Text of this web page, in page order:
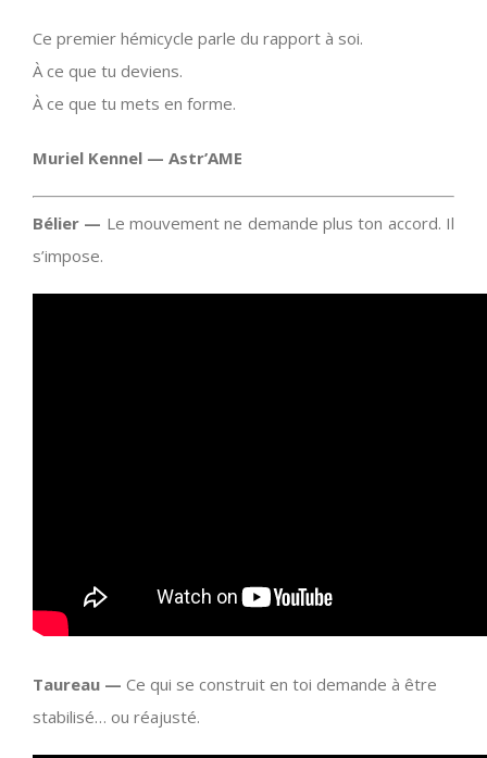
Ce premier hémicycle parle du rapport à soi.
À ce que tu deviens.
À ce que tu mets en forme.
Muriel Kennel — Astr’AME
Bélier — Le mouvement ne demande plus ton accord. Il
s’impose.
Taureau — Ce qui se construit en toi demande à être
stabilisé… ou réajusté.